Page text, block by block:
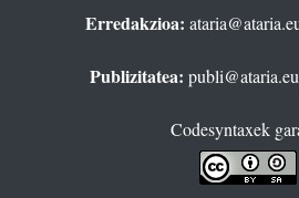
Erredakzioa:
Publizitatea:
Codesyntaxek